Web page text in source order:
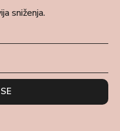
sniženja.